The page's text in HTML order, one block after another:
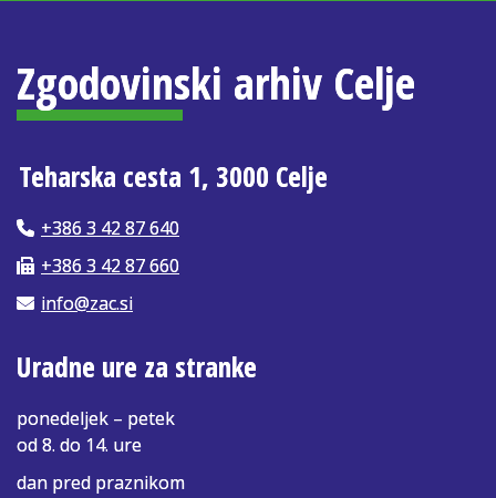
Zgodovinski arhiv Celje
Teharska cesta 1, 3000 Celje
+386 3 42 87 640
+386 3 42 87 660
info@zac.si
Uradne ure za stranke
ponedeljek – petek
od 8. do 14. ure
dan pred praznikom